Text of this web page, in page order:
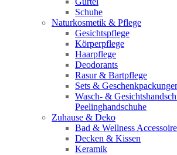
Schuhe
Naturkosmetik & Pflege
Gesichtspflege
Körperpflege
Haarpflege
Deodorants
Rasur & Bartpflege
Sets &
Wasch‑ &
Peelinghandschuhe
Zuhause & Deko
Bad & Wellness
Decken & Kissen
Keramik